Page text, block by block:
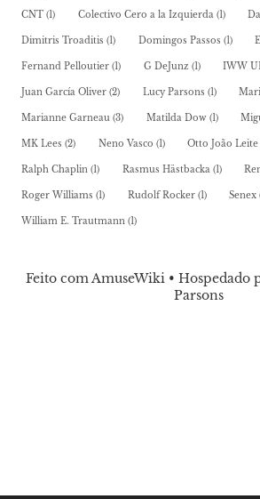
CNT (1) Colectivo Cero a la Izquierda (1)
Dimitris Troaditis (1) Domingos Passos (1)
Fernand Pelloutier (1) G DeJunz (1) IWW
Juan García Oliver (2) Lucy Parsons (1)
Marianne Garneau (3) Matilda Dow (1)
MK Lees (2) Neno Vasco (1) Otto João Leite
Ralph Chaplin (1) Rasmus Hästbacka (1)
Roger Williams (1) Rudolf Rocker (1) Senex
William E. Trautmann (1)
Feito com AmuseWiki • Hospedado
Parsons